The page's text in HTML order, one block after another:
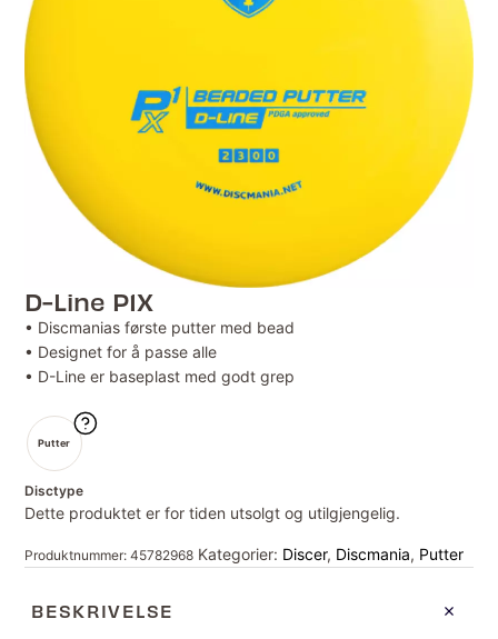
D-Line P1X
• Discmanias første putter med bead
• Designet for å passe alle
• D-Line er baseplast med godt grep
Putter
Disctype
Dette produktet er for tiden utsolgt og utilgjengelig.
Produktnummer:45782968 Kategorier: Discer, Discmania, Putter
BESKRIVELSE